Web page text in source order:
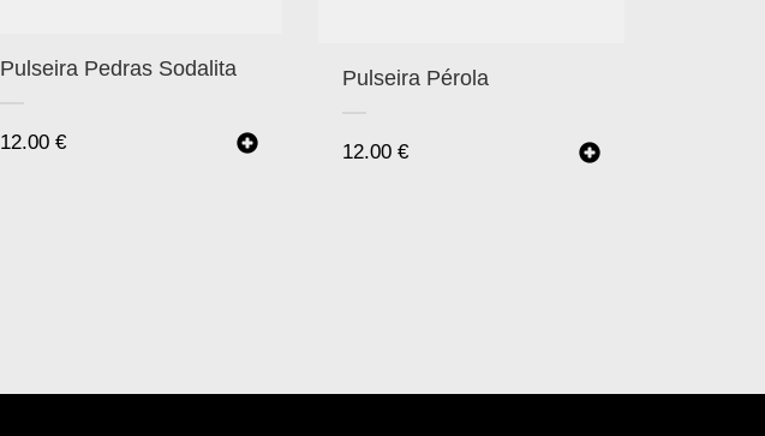
Pulseira Pedras Sodalita
12.00 €
Pulseira Pérola
12.00 €